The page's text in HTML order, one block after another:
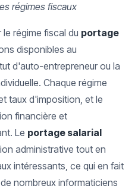
régimes fiscaux
régime fiscal du portage
disponibles au
d'auto-entrepreneur ou la
Chaque régime
taux d'imposition, et le
financière et
Le portage salarial
administrative tout en
intéressants, ce qui en fait
nombreux informaticiens